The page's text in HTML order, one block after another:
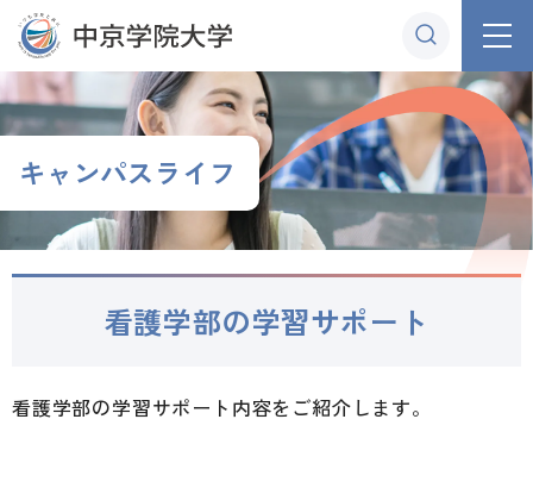
グ
ロ
ー
バ
ビ
ゲ
ー
へ
本
文
へ
ロ
ー
カ
ル
ゲ
ー
シ
フ
ッ
タ
ー
キャンパスライフ
看護学部の学習サポート
看護学部の学習サポート内容をご紹介します。